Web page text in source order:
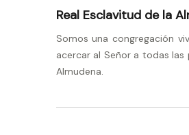
Real Esclavitud de la
Somos una congregación
acercar al Señor a todas
Almudena.